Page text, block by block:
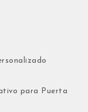
para Puerta